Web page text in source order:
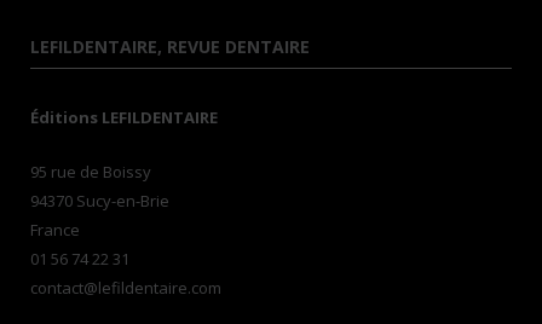
LEFILDENTAIRE, REVUE DENTAIRE
Éditions LEFILDENTAIRE
95 rue de Boissy
94370 Sucy-en-Brie
France
01 56 74 22 31
contact@lefildentaire.com